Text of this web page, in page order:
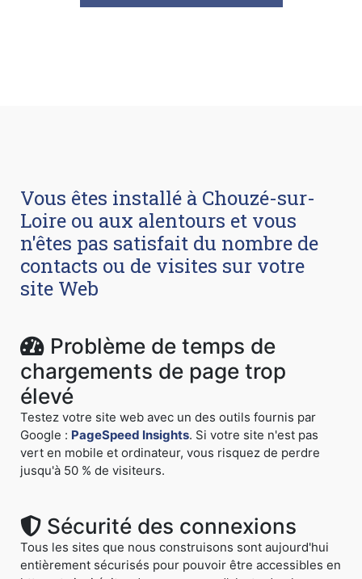
Vous êtes installé à Chouzé-sur-
Loire ou aux alentours et vous
n'êtes pas satisfait du nombre de
contacts ou de visites sur votre
site Web
Problème de temps de
chargements de page trop
élevé
Testez votre site web avec un des outils fournis par
Google : PageSpeed Insights. Si votre site n'est pas
vert en mobile et ordinateur, vous risquez de perdre
jusqu'à 50 % de visiteurs.
Sécurité des connexions
Tous les sites que nous construisons sont aujourd'hui
entièrement sécurisés pour pouvoir être accessibles en